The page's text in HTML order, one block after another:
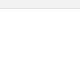
de Santa Anastasia: